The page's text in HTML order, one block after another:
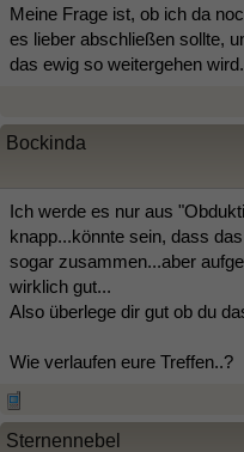
Meine Frage ist, ob ich da
es lieber abschließen sollte,
das ewig so weitergehen wird.
Bockinda
Ich werde es nur aus
knapp...könnte sein, dass
sogar zusammen...aber
wirklich gut...
Also überlege dir gut ob du
Wie verlaufen eure Treffen..?
Sternennebel